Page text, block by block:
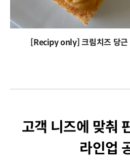
[Recipy only] 크림치즈 당근
고객 니즈에 맞춰
라인업